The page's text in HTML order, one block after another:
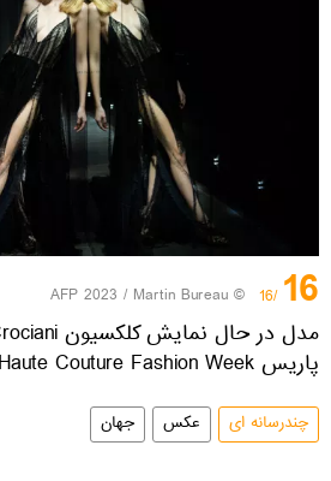
16
/16
© AFP 2023 / Martin Bureau
پاریس Paris Haute Couture Fashion Week
چندرسانه ای عکس جهان